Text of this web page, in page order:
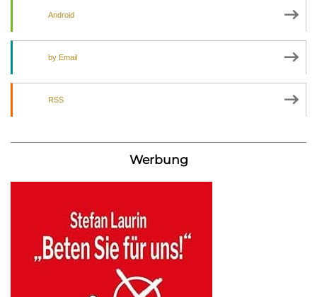
Android
by Email
RSS
Werbung